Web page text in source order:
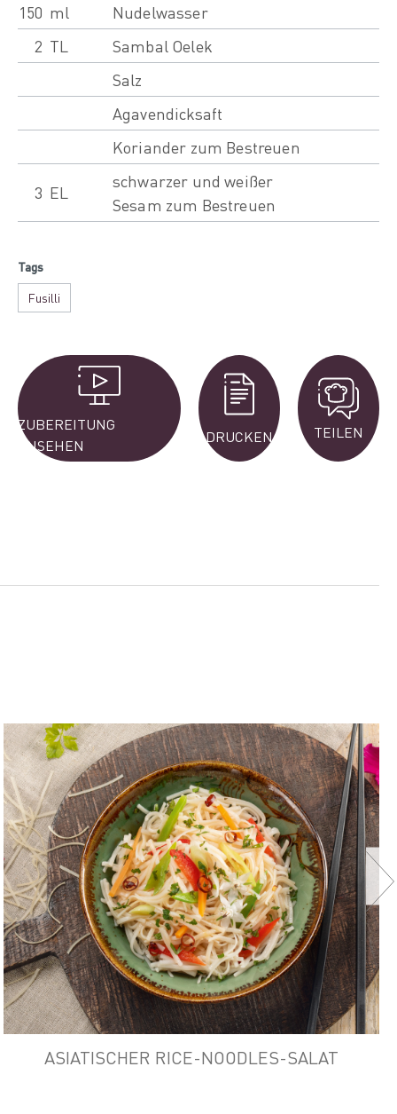
150 ml
Nudelwasser
2 TL
Sambal Oelek
Salz
Agavendicksaft
Koriander zum Bestreuen
3 EL
schwarzer und weißer
Sesam zum Bestreuen
Tags
Fusilli
ZUBEREITUNG
ANSEHEN
DRUCKEN TEILEN
ASIATISCHER RICE-NOODLES-SALAT